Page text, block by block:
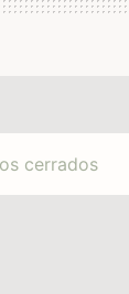
cerrados